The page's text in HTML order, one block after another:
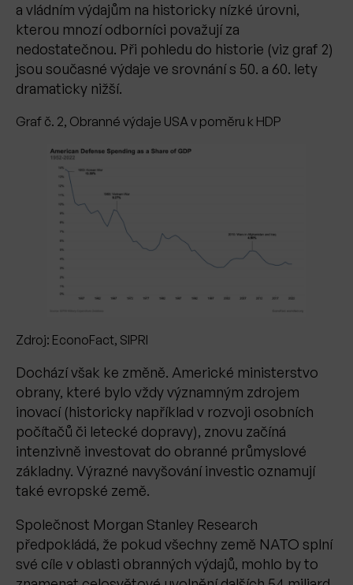
a vládním výdajům na historicky nízké úrovni,
kterou mnozí odborníci považují za
nedostatečnou. Při pohledu do historie (viz graf 2)
jsou současné výdaje ve srovnání s 50. a 60. lety
dramaticky nižší.
Graf č. 2, Obranné výdaje USA v poměru k HDP
Zdroj: EconoFact, SIPRI
Dochází však ke změně. Americké ministerstvo
obrany, které bylo vždy významným zdrojem
inovací (historicky například v rozvoji osobních
počítačů či letecké dopravy), znovu začíná
intenzivně investovat do obranné průmyslové
základny. Výrazné navyšování investic oznamují
také evropské země.
Společnost Morgan Stanley Research
předpokládá, že pokud všechny země NATO splní
své cíle v oblasti obranných výdajů, mohlo by to